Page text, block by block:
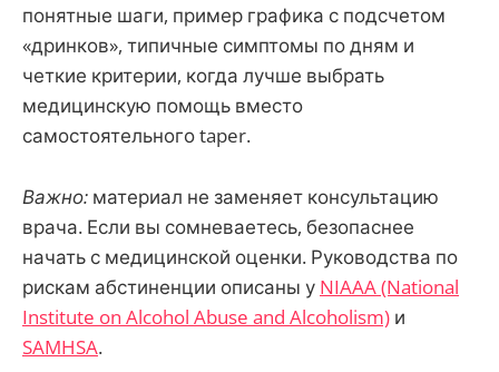
понятные шаги, пример графика с подсчетом
«дринков», типичные симптомы по дням и
четкие критерии, когда лучше выбрать
медицинскую помощь вместо
самостоятельного taper.
Важно: материал не заменяет консультацию
врача. Если вы сомневаетесь, безопаснее
начать с медицинской оценки. Руководства по
рискам абстиненции описаны у NIAAA (National
Institute on Alcohol Abuse and Alcoholism) и
SAMHSA.